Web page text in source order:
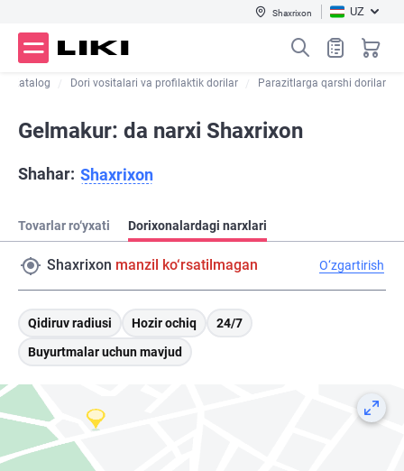
Shaxrixon UZ
Katalog Dori vositalari va profilaktik dorilar Parazitlarga qarshi dorilar
Gelmakur: da narxi Shaxrixon
Shahar: Shaxrixon
Tovarlar ro‘yxati Dorixonalardagi narxlari
Shaxrixon manzil ko‘rsatilmagan O‘zgartirish
Qidiruv radiusi Hozir ochiq
24/7
Buyurtmalar uchun mavjud